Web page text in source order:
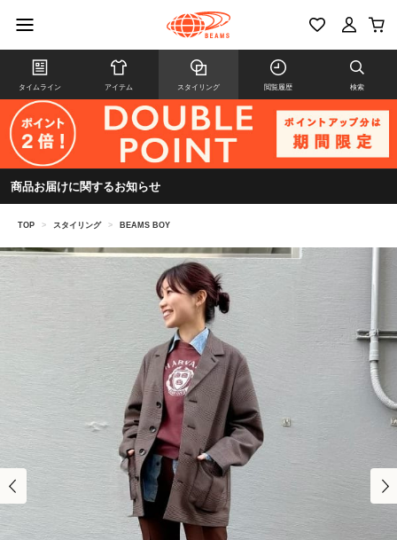
タイムライン アイテム スタイリング 閲覧履歴 検索
商品お届けに関するお知らせ
TOP > スタイリング > BEAMS BOY